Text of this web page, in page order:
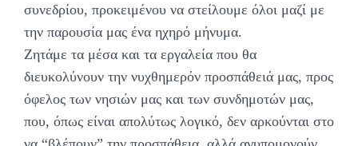
συνεδρίου, προκειμένου να στείλουμε όλοι μαζί με
την παρουσία μας ένα ηχηρό μήνυμα.
Ζητάμε τα μέσα και τα εργαλεία που θα
διευκολύνουν την νυχθημερόν προσπάθειά μας, προς
όφελος των νησιών μας και των συνδημοτών μας,
που, όπως είναι απολύτως λογικό, δεν αρκούνται στο